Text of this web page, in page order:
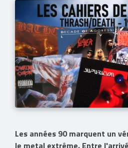
Les années 90 marquent un